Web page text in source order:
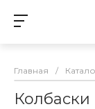
Главная /